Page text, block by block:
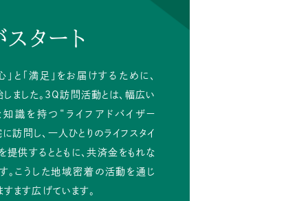
タート
と「満足」をお届けするために、
した。3Q訪問活動とは、幅広い
識を持つ“ライフアドバイザー
訪問し、一人ひとりのライフスタイ
供するとともに、共済金をもれな
。こうした地域密着の活動を通じ
ます広げています。